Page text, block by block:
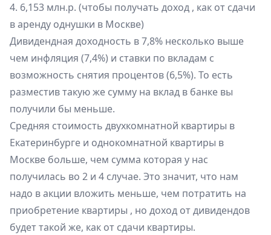
4. 6,153 млн.р. (чтобы получать доход , как от сдачи
в аренду однушки в Москве)
Дивидендная доходность в 7,8% несколько выше
чем инфляция (7,4%) и ставки по вкладам с
возможность снятия процентов (6,5%). То есть
разместив такую же сумму на вклад в банке вы
получили бы меньше.
Средняя стоимость двухкомнатной квартиры в
Екатеринбурге и однокомнатной квартиры в
Москве больше, чем сумма которая у нас
получилась во 2 и 4 случае. Это значит, что нам
надо в акции вложить меньше, чем потратить на
приобретение квартиры , но доход от дивидендов
будет такой же, как от сдачи квартиры.